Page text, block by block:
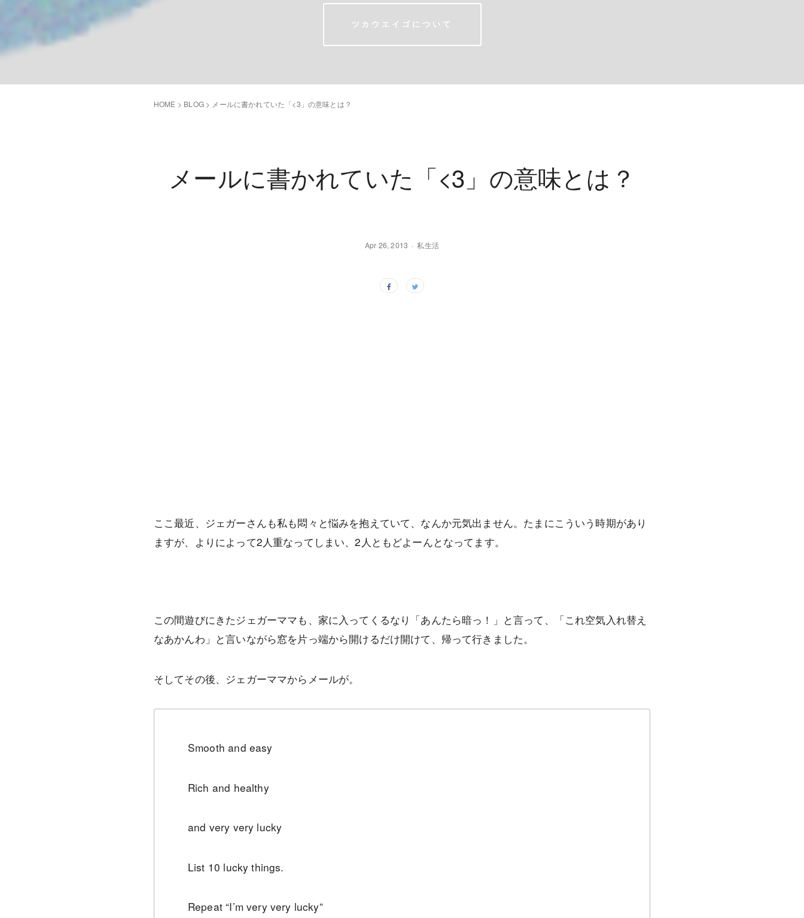
ツカウエイゴについて
HOME > BLOG> メールに書かれていた「<3」の意味とは？
メールに書かれていた「<3」の意味とは？
Apr 26, 2013 私生活
ここ最近、ジェガーさんも私も悶々と悩みを抱えていて、なんか元気出ません。たまにこういう時期があり
ますが、よりによって2人重なってしまい、2人ともどよーんとなってます。
この間遊びにきたジェガーママも、家に入ってくるなり「あんたら暗っ！」と言って、「これ空気入れ替え
なあかんわ」と言いながら窓を片っ端から開けるだけ開けて、帰って行きました。
そしてその後、ジェガーママからメールが。
Smooth and easy
Rich and healthy
and very very lucky
List 10 lucky things.
Repeat “I’m very very lucky”